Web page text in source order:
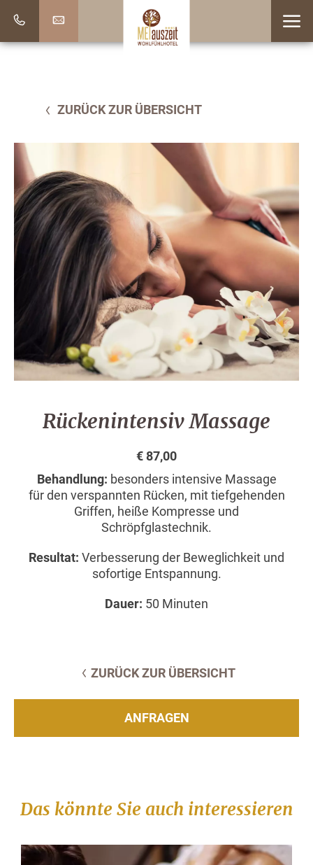
ZURÜCK ZUR ÜBERSICHT
Rückenintensiv Massage
€ 87,00
Behandlung: besonders intensive Massage
für den verspannten Rücken, mit tiefgehenden
Griffen, heiße Kompresse und
Schröpfglastechnik.
Resultat: Verbesserung der Beweglichkeit und
sofortige Entspannung.
Dauer: 50 Minuten
ZURÜCK ZUR ÜBERSICHT
ANFRAGEN
Das könnte Sie auch interessieren